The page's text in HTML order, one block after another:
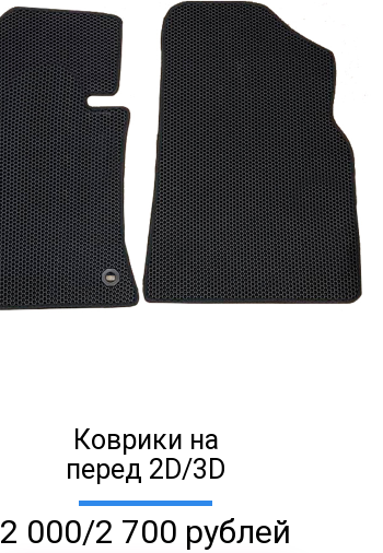
Коврики на
перед 2D/3D
2 000/2 700 рублей